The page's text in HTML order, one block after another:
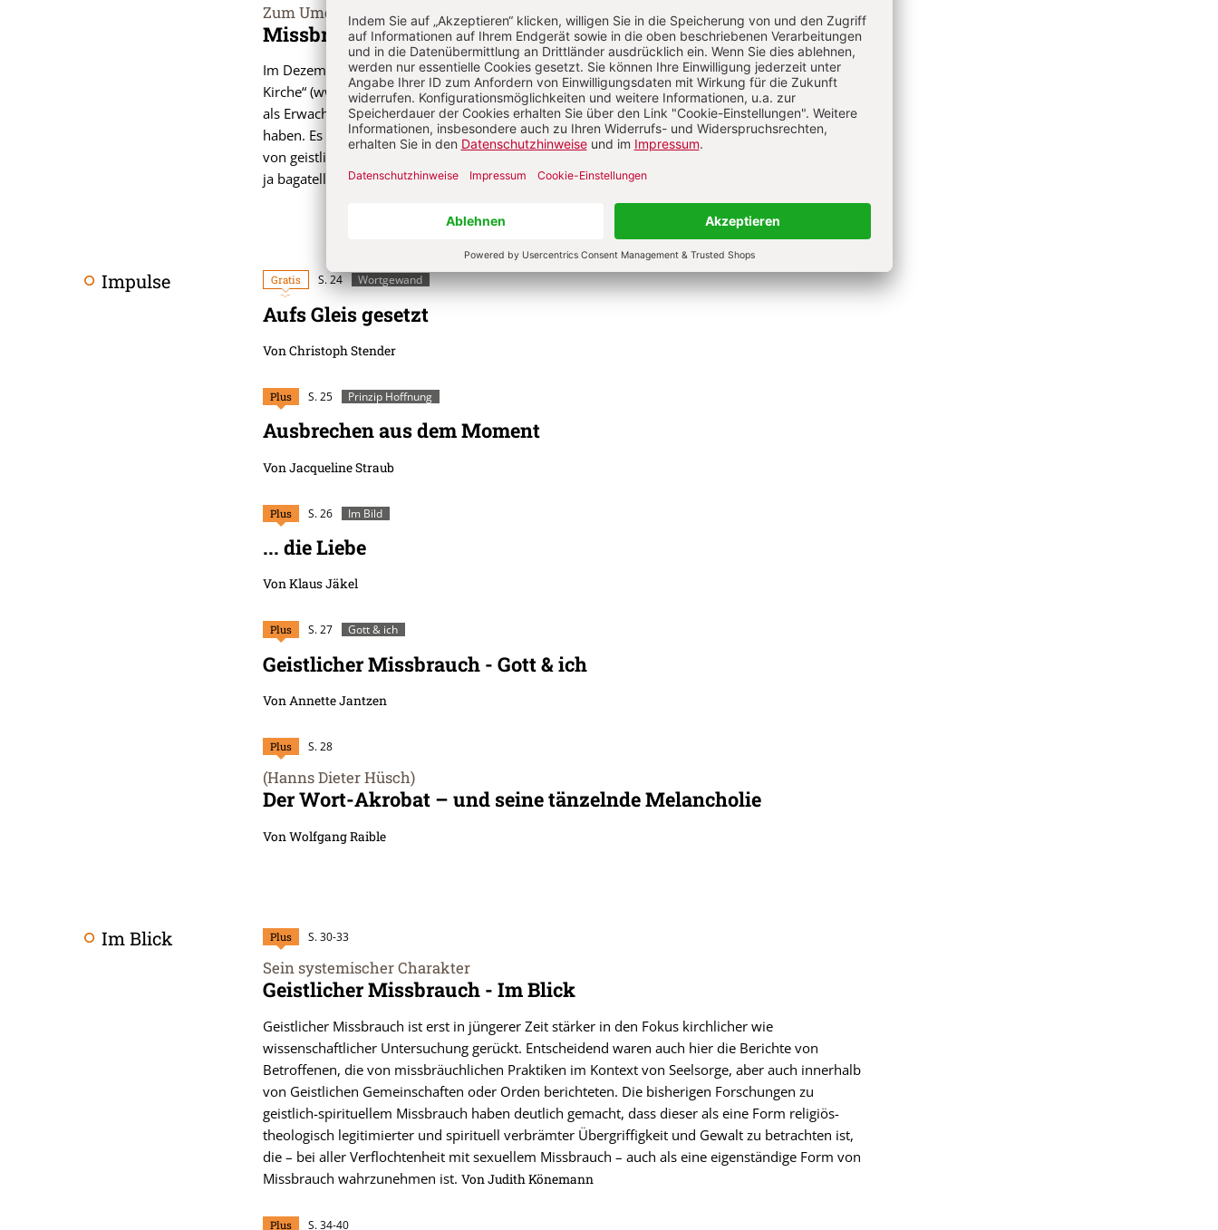
Zum Umgang mit geistlichem Missbrauch
:
Missbrauch geistlicher Autorität
Im Dezember 2020 hat die Deutsche Bischofskonferenz die Anlaufstelle „Gegen Gewalt in
Kirche“ (www.gegengewalt-inkirche.de/) eingerichtet. Hier können sich Betroffene melden, die
als Erwachsene geistlichen Missbrauch und/oder sexualisierte Gewalt in der Kirche erfahren
haben. Es ist bislang die einzige Anlaufstelle dieser Art im deutschsprachigen Raum. Betroffene
von geistlichem Missbrauch erfahren viel zu oft, dass ihr Leiden nicht gesehen, nicht anerkannt,
ja bagatellisiert wird.Von Heinrich Timmerevers
Impulse Gratis S. 24 Wortgewand
Aufs Gleis gesetzt
Von Christoph Stender
Plus S. 25 Prinzip Hoffnung
Ausbrechen aus dem Moment
Von Jacqueline Straub
Plus S. 26 Im Bild
... die Liebe
Von Klaus Jäkel
Plus S. 27 Gott & ich
Geistlicher Missbrauch - Gott & ich
Von Annette Jantzen
Plus S. 28
(Hanns Dieter Hüsch)
:
Der Wort-Akrobat – und seine tänzelnde Melancholie
Von Wolfgang Raible
Im Blick Plus S. 30-33
Sein systemischer Charakter
:
Geistlicher Missbrauch - Im Blick
Geistlicher Missbrauch ist erst in jüngerer Zeit stärker in den Fokus kirchlicher wie
wissenschaftlicher Untersuchung gerückt. Entscheidend waren auch hier die Berichte von
Betroffenen, die von missbräuchlichen Praktiken im Kontext von Seelsorge, aber auch innerhalb
von Geistlichen Gemeinschaften oder Orden berichteten. Die bisherigen Forschungen zu
geistlich-spirituellem Missbrauch haben deutlich gemacht, dass dieser als eine Form religiös-
theologisch legitimierter und spirituell verbrämter Übergriffigkeit und Gewalt zu betrachten ist,
die – bei aller Verflochtenheit mit sexuellem Missbrauch – auch als eine eigenständige Form von
Missbrauch wahrzunehmen ist. Von Judith Könemann
Plus S. 34-40